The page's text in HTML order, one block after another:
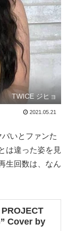
TWICE ジヒョ
2021.05.21
いとファンた
は違った姿を見
生回数は、なん
PROJECT
Cover by